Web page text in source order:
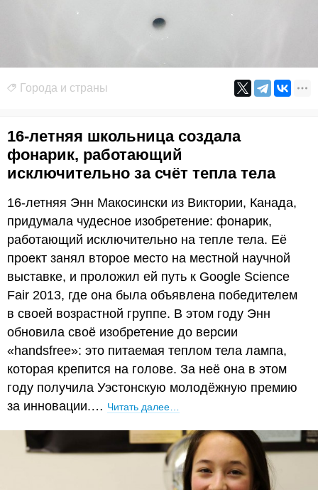
Города и страны
16-летняя школьница создала
фонарик, работающий
исключительно за счёт тепла тела
16-летняя Энн Макосински из Виктории, Канада,
придумала чудесное изобретение: фонарик,
работающий исключительно на тепле тела. Её
проект занял второе место на местной научной
выставке, и проложил ей путь к Google Science
Fair 2013, где она была объявлена победителем
в своей возрастной группе. В этом году Энн
обновила своё изобретение до версии
«handsfree»: это питаемая теплом тела лампа,
которая крепится на голове. За неё она в этом
году получила Уэстонскую молодёжную премию
за инновации.… Читать далее…